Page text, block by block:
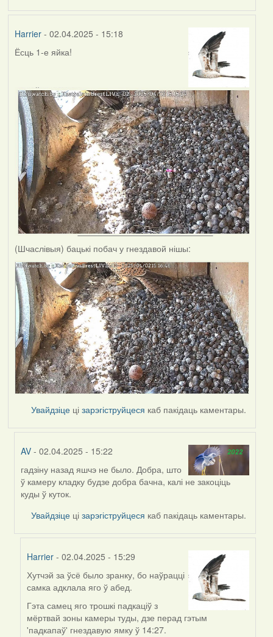
Harrier- 02.04.2025 - 15:18
Ёсць 1-е яйка!
(Шчаслівыя) бацькі побач у гнездавой нішы:
Увайдзіце цізарэгіструйцеся каб пакідаць каментары.
AV - 02.04.2025 - 15:22
In
reply
to
гадзіну назад яшчэ не было. Добра, што
ў камеру кладку будзе добра бачна, калі не закоціць
куды ў куток.
Увайдзіце цізарэгіструйцеся каб пакідаць каментары.
Harrier - 02.04.2025 - 15:29
In
reply
to
by
AV
Хутчэй за ўсё было зранку, бо наўрацці
самка адклала яго ў абед.
Гэта самец яго трошкі падкаціў з
мёртвай зоны камеры туды, дзе перад гэтым
'падкапаў' гнездавую ямку ў 14:27.